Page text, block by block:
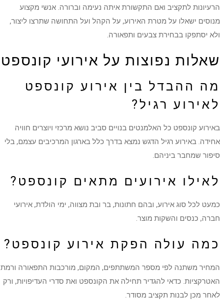
הרעיונות לתקציב ואם התקשורת איתה נעימה וברורה. אנשי מקצוע
מנוסים ישאלו על מטרת האירוע, על הקהל ועל התחושה שתרצו ליצור,
ולא יסתפקו בבחירת צבעים ותפאורה.
שאלות נפוצות על אירועי קונספט
מה ההבדל בין אירוע קונספט
לאירוע רגיל?
באירוע קונספט כל האלמנטים בנויים סביב נושא מרכזי ויוצרים חוויה
אחידה. באירוע רגיל הדגש נמצא בדרך כלל בארגון המרכיבים עצמם, בלי
סיפור שמחבר ביניהם.
לאילו אירועים מתאים קונספט?
כמעט לכל סוג אירוע, ובהם חתונות, בר ובת מצווה, ימי הולדת, אירועי
חברה, כנסים והשקות מוצר.
כמה עולה הפקת אירוע קונספט?
המחיר משתנה לפי מספר המשתתפים, המקום, מורכבות התפאורה ורמת
האטרקציות. כדאי להגדיר תחילה את הקונספט ואת סדרי העדיפויות, ורק
לאחר מכן לבנות תקציב מסודר.